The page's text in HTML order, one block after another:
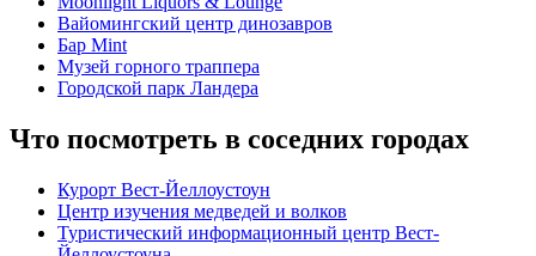
Вайомингский центр динозавров
Бар Mint
Музей горного траппера
Городской парк Ландера
Что посмотреть в соседних городах
Курорт Вест-Йеллоустоун
Центр изучения медведей и волков
Туристический информационный центр Вест-